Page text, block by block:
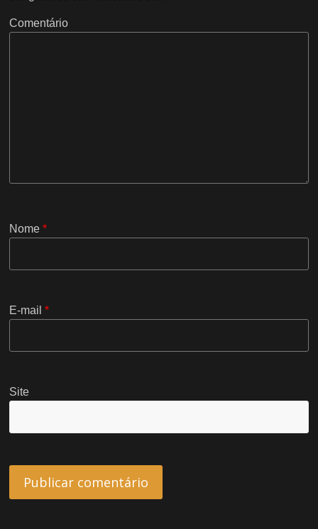
Comentário
Nome*
E-mail*
Site